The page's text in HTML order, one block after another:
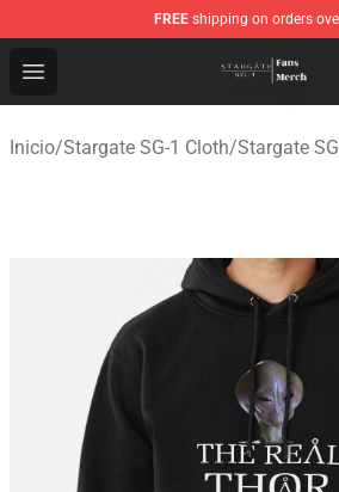
FREE shipping on orders
Open menu
Stargate SG-1 Store - Official
Inicio/Stargate SG-1 Cloth/Stargate